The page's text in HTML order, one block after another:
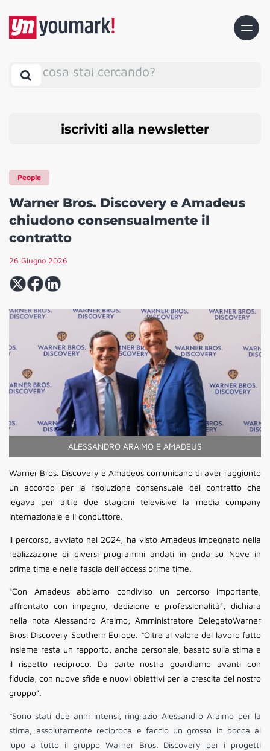
cosa stai cercando?
iscriviti alla newsletter
People
Warner Bros. Discovery e Amadeus
chiudono consensualmente il
contratto
26 Giugno 2026
ALESSANDRO ARAIMO E AMADEUS
Warner Bros. Discovery e Amadeus comunicano di aver raggiunto
un accordo per la risoluzione consensuale del contratto che
legava per altre due stagioni televisive la media company
internazionale e il conduttore.
Il percorso, avviato nel 2024, ha visto Amadeus impegnato nella
realizzazione di diversi programmi andati in onda su Nove in
prime time e nelle fascia dell’access prime time.
“Con Amadeus abbiamo condiviso un percorso importante,
affrontato con impegno, dedizione e professionalità”, dichiara
nella nota Alessandro Araimo, Amministratore DelegatoWarner
Bros. Discovery Southern Europe. “Oltre al valore del lavoro fatto
insieme resta un rapporto, anche personale, basato sulla stima e
il rispetto reciproco. Da parte nostra guardiamo avanti con
fiducia, con nuove sfide e nuovi obiettivi per la crescita del nostro
gruppo”.
“Sono stati due anni intensi, ringrazio Alessandro Araimo per la
stima, assolutamente reciproca e faccio un grosso in bocca al
lupo a tutto il gruppo Warner Bros. Discovery per i progetti